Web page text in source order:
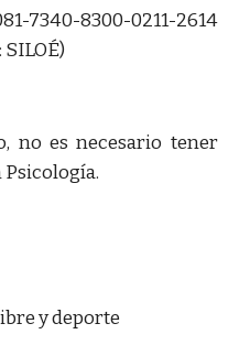
7340-8300-0211-2614
no es necesario tener
y deporte